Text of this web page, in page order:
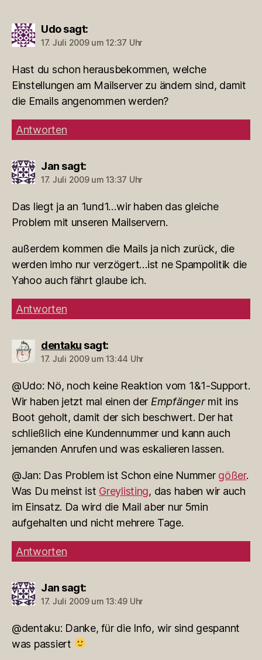
Udo sagt:
17. Juli 2009 um 12:37 Uhr
Hast du schon herausbekommen, welche
Einstellungen am Mailserver zu ändern sind, damit
die Emails angenommen werden?
Antworten
Jan sagt:
17. Juli 2009 um 13:37 Uhr
Das liegt ja an 1und1…wir haben das gleiche
Problem mit unseren Mailservern.
außerdem kommen die Mails ja nich zurück, die
werden imho nur verzögert…ist ne Spampolitik die
Yahoo auch fährt glaube ich.
Antworten
dentaku sagt:
17. Juli 2009 um 13:44 Uhr
@Udo: Nö, noch keine Reaktion vom 1&1-Support.
Wir haben jetzt mal einen der Empfängermit ins
Boot geholt, damit der sich beschwert. Der hat
schließlich eine Kundennummer und kann auch
jemanden Anrufen und was eskalieren lassen.
@Jan: Das Problem ist Schon eine Nummer gößer.
Was Du meinst ist Greylisting, das haben wir auch
im Einsatz. Da wird die Mail aber nur 5min
aufgehalten und nicht mehrere Tage.
Antworten
Jan sagt:
17. Juli 2009 um 13:49 Uhr
@dentaku: Danke, für die Info, wir sind gespannt
was passiert